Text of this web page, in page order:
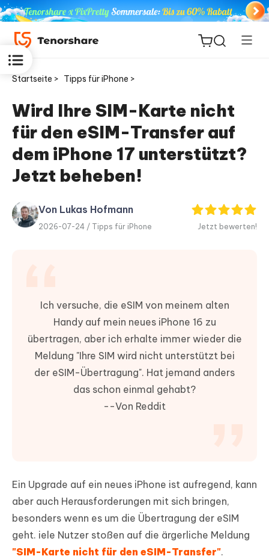
ReiBoot
for iOS
PDNob
Editor
Startseite > Tipps für iPhone >
Wird Ihre SIM-Karte nicht
für den eSIM-Transfer auf
dem iPhone 17 unterstützt?
Jetzt beheben!
Von Lukas Hofmann
2026-07-24 / Tipps für iPhone Jetzt bewerten!
Ich versuche, die eSIM von meinem alten
Handy auf mein neues iPhone 16 zu
übertragen, aber ich erhalte immer wieder die
Meldung "Ihre SIM wird nicht unterstützt bei
der eSIM-Übertragung". Hat jemand anders
das schon einmal gehabt?
--Von Reddit
Ein Upgrade auf ein neues iPhone ist aufregend, kann
aber auch Herausforderungen mit sich bringen,
besonders wenn es um die Übertragung der eSIM
geht. iele Nutzer stoßen auf die ärgerliche Meldung
"SIM-Karte nicht für den eSIM-Transfer".